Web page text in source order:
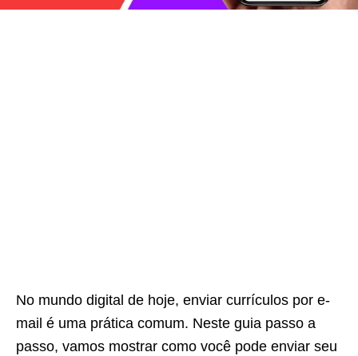
No mundo digital de hoje, enviar currículos por e-
mail é uma prática comum. Neste guia passo a
passo, vamos mostrar como você pode enviar seu